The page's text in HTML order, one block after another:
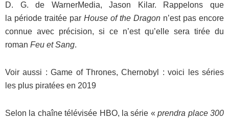
D. G. de WarnerMedia, Jason Kilar. Rappelons que
la période traitée par House of the Dragon n’est pas encore
connue avec précision, si ce n’est qu’elle sera tirée du
roman Feu et Sang.
Voir aussi : Game of Thrones, Chernobyl : voici les séries
les plus piratées en 2019
Selon la chaîne télévisée HBO, la série «prendra place 300